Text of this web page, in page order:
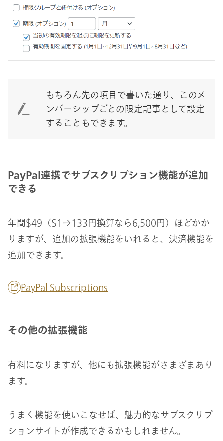
もちろん先の項目で書いた通り、このメ
ンバーシップごとの限定記事として設定
することもできます。
PayPal連携でサブスクリプション機能が追加
できる
年間$49（$1→133円換算なら6,500円）ほどかか
りますが、追加の拡張機能をいれると、決済機能を
追加できます。
PayPal Subscriptions
その他の拡張機能
有料になりますが、他にも拡張機能がさまざまあり
ます。
うまく機能を使いこなせば、魅力的なサブスクリプ
ションサイトが作成できるかもしれません。